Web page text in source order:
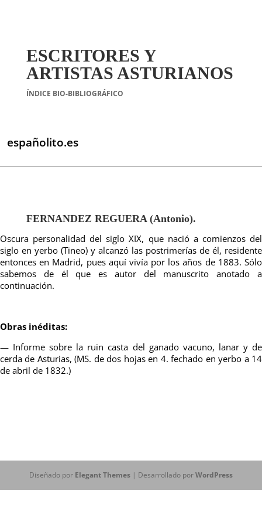
ESCRITORES Y
ARTISTAS ASTURIANOS
ÍNDICE BIO-BIBLIOGRÁFICO
españolito.es
FERNANDEZ REGUERA (Antonio).
Oscura personalidad del siglo XIX, que nació a comienzos del
siglo en yerbo (Tineo) y alcanzó las postrimerías de él, residente
entonces en Madrid, pues aquí vivía por los años de 1883. Sólo
sabemos de él que es autor del manuscrito anotado a
continuación.
Obras inéditas:
— Informe sobre la ruin casta del ganado vacuno, lanar y de
cerda de Asturias, (MS. de dos hojas en 4. fechado en yerbo a 14
de abril de 1832.)
Diseñado por Elegant Themes| Desarrollado porWordPress